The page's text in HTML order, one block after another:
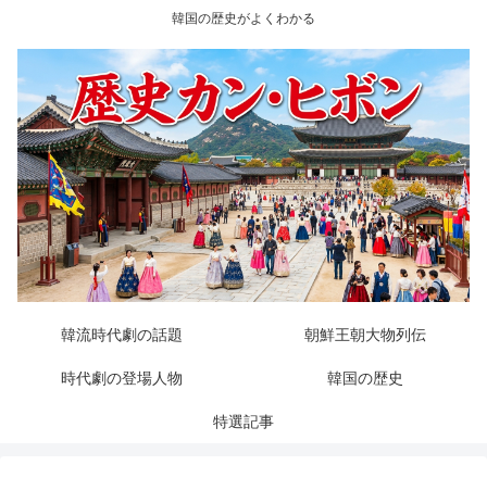
韓国の歴史がよくわかる
韓流時代劇の話題 朝鮮王朝大物列伝
時代劇の登場人物 韓国の歴史
特選記事